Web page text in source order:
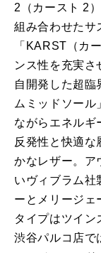
2（カースト 2
組み合わせたサ
「KARST（カ
ンス性を充実さ
自開発した超
ムミッドソー
ながらエネルギ
反発性と快適な
かなレザー。ア
いヴィブラム社
ーとメリージェ
タイプはツイン
渋谷パルコ店で